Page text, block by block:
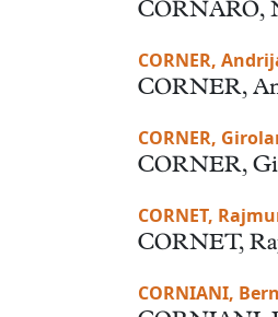
CORNARO,
CORNER,
CORNER,
CORNER,
CORNER,
CORNET,
CORNET,
CORNIANI,